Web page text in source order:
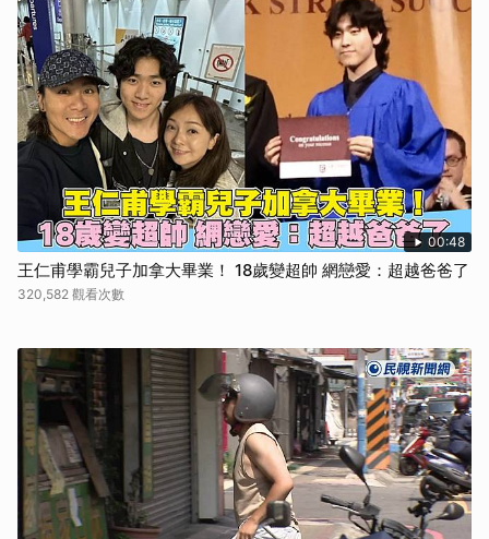
00:48
王仁甫學霸兒子加拿大畢業！ 18歲變超帥 網戀愛：超越爸爸了
320,582 觀看次數